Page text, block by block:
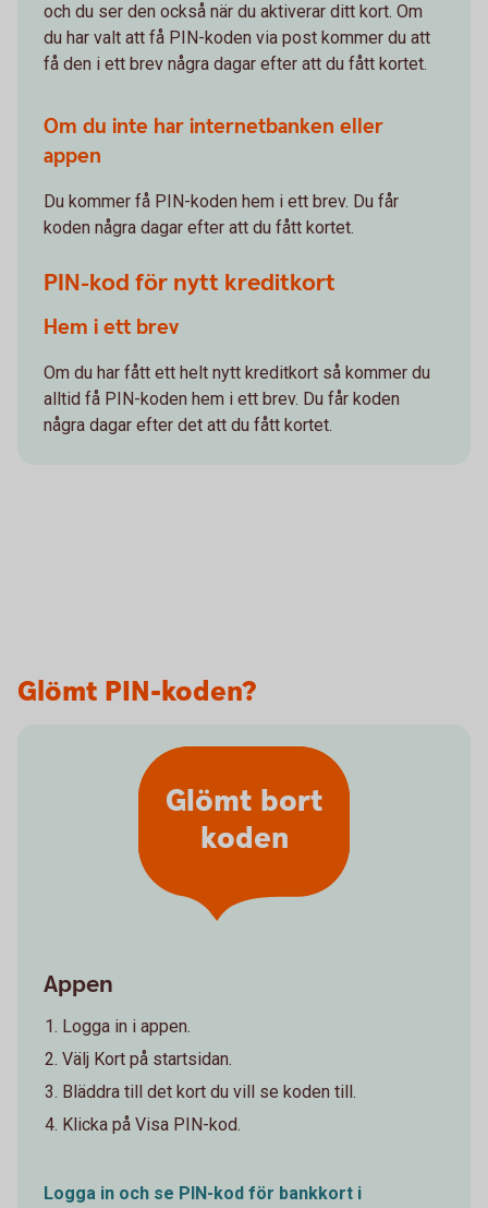
och du ser den också när du aktiverar ditt kort. Om
du har valt att få PIN-koden via post kommer du att
få den i ett brev några dagar efter att du fått kortet.
Om du inte har internetbanken eller
appen
Du kommer få PIN-koden hem i ett brev. Du får
koden några dagar efter att du fått kortet.
PIN-kod för nytt kreditkort
Hem i ett brev
Om du har fått ett helt nytt kreditkort så kommer du
alltid få PIN-koden hem i ett brev. Du får koden
några dagar efter det att du fått kortet.
Glömt PIN-koden?
Glömt bort
koden
Appen
Logga in i appen.
Välj Kort på startsidan.
Bläddra till det kort du vill se koden till.
Klicka på Visa PIN-kod.
Logga in och se PIN-kod för bankkort i